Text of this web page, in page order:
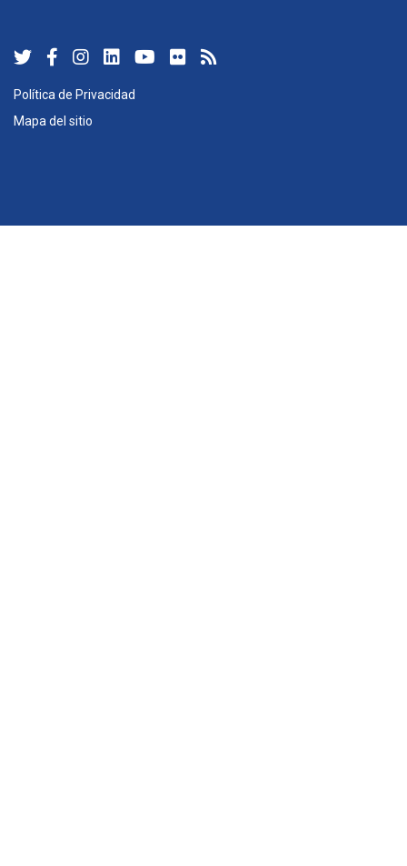
Política de Privacidad
Mapa del sitio